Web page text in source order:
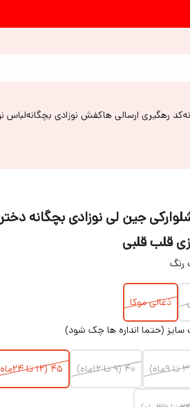
کد رهگیری ارسالی هاکفش نوزادی بچگانهلباس
جین لی نوزادی بچگانه
قلب قلبی
رنگ
ذغالی موکا
سایز (حتما انداره ها چک شود)
۴۰ (۹ تا ۱۲ماه) ۴۵ (۱۲ تا ۲۴ماه)